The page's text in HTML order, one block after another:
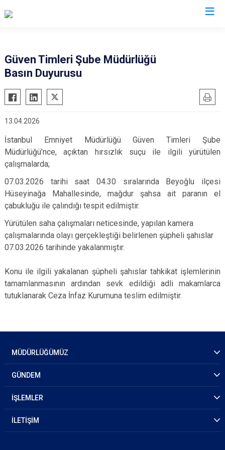
Güven Timleri Şube Müdürlüğü
Basın Duyurusu
13.04.2026
İstanbul Emniyet Müdürlüğü Güven Timleri Şube
Müdürlüğü’nce, açıktan hırsızlık suçu ile ilgili yürütülen
çalışmalarda;
07.03.2026 tarihi saat 04.30 sıralarında Beyoğlu ilçesi
Hüseyinağa Mahallesinde, mağdur şahsa ait paranın el
çabukluğu ile çalındığı tespit edilmiştir.
Yürütülen saha çalışmaları neticesinde, yapılan kamera
çalışmalarında olayı gerçekleştiği belirlenen şüpheli şahıslar
07.03.2026 tarihinde yakalanmıştır.
Konu ile ilgili yakalanan şüpheli şahıslar tahkikat işlemlerinin
tamamlanmasının ardından sevk edildiği adli makamlarca
tutuklanarak Ceza İnfaz Kurumuna teslim edilmiştir.
MÜDÜRLÜĞÜMÜZ
GÜNDEM
İŞLEMLER
İLETİŞİM